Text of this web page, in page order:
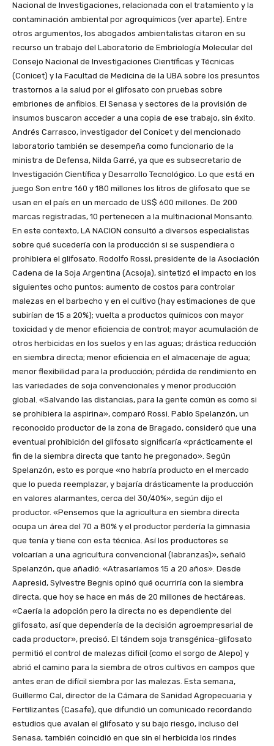
Nacional de Investigaciones, relacionada con el tratamiento y la
contaminación ambiental por agroquímicos (ver aparte). Entre
otros argumentos, los abogados ambientalistas citaron en su
recurso un trabajo del Laboratorio de Embriología Molecular del
Consejo Nacional de Investigaciones Científicas y Técnicas
(Conicet) y la Facultad de Medicina de la UBA sobre los presuntos
trastornos a la salud por el glifosato con pruebas sobre
embriones de anfibios. El Senasa y sectores de la provisión de
insumos buscaron acceder a una copia de ese trabajo, sin éxito.
Andrés Carrasco, investigador del Conicet y del mencionado
laboratorio también se desempeña como funcionario de la
ministra de Defensa, Nilda Garré, ya que es subsecretario de
Investigación Científica y Desarrollo Tecnológico. Lo que está en
juego Son entre 160 y 180 millones los litros de glifosato que se
usan en el país en un mercado de US$ 600 millones. De 200
marcas registradas, 10 pertenecen a la multinacional Monsanto.
En este contexto, LA NACION consultó a diversos especialistas
sobre qué sucedería con la producción si se suspendiera o
prohibiera el glifosato. Rodolfo Rossi, presidente de la Asociación
Cadena de la Soja Argentina (Acsoja), sintetizó el impacto en los
siguientes ocho puntos: aumento de costos para controlar
malezas en el barbecho y en el cultivo (hay estimaciones de que
subirían de 15 a 20%); vuelta a productos químicos con mayor
toxicidad y de menor eficiencia de control; mayor acumulación de
otros herbicidas en los suelos y en las aguas; drástica reducción
en siembra directa; menor eficiencia en el almacenaje de agua;
menor flexibilidad para la producción; pérdida de rendimiento en
las variedades de soja convencionales y menor producción
global. «Salvando las distancias, para la gente común es como si
se prohibiera la aspirina», comparó Rossi. Pablo Spelanzón, un
reconocido productor de la zona de Bragado, consideró que una
eventual prohibición del glifosato significaría «prácticamente el
fin de la siembra directa que tanto he pregonado». Según
Spelanzón, esto es porque «no habría producto en el mercado
que lo pueda reemplazar, y bajaría drásticamente la producción
en valores alarmantes, cerca del 30/40%», según dijo el
productor. «Pensemos que la agricultura en siembra directa
ocupa un área del 70 a 80% y el productor perdería la gimnasia
que tenía y tiene con esta técnica. Así los productores se
volcarían a una agricultura convencional (labranzas)», señaló
Spelanzón, que añadió: «Atrasaríamos 15 a 20 años». Desde
Aapresid, Sylvestre Begnis opinó qué ocurriría con la siembra
directa, que hoy se hace en más de 20 millones de hectáreas.
«Caería la adopción pero la directa no es dependiente del
glifosato, así que dependería de la decisión agroempresarial de
cada productor», precisó. El tándem soja transgénica-glifosato
permitió el control de malezas difícil (como el sorgo de Alepo) y
abrió el camino para la siembra de otros cultivos en campos que
antes eran de difícil siembra por las malezas. Esta semana,
Guillermo Cal, director de la Cámara de Sanidad Agropecuaria y
Fertilizantes (Casafe), que difundió un comunicado recordando
estudios que avalan el glifosato y su bajo riesgo, incluso del
Senasa, también coincidió en que sin el herbicida los rindes